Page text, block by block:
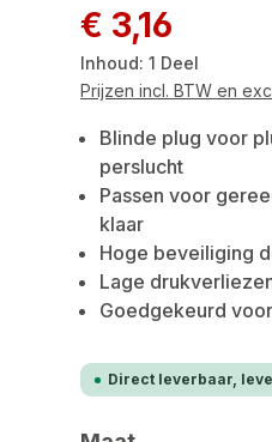
Normale prijs:
€ 3,16
Inhoud: 1 Deel
Prijzen incl. BTW en
Blinde plug voor
perslucht
Passen voor
klaar
Hoge beveiliging
Lage
Goedgekeurd
Direct leverbaar,